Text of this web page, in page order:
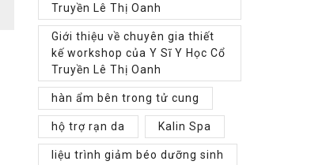
Truyền Lê Thị Oanh
Giới thiệu về chuyên gia thiết
kế workshop của Y Sĩ Y Học Cổ
Truyền Lê Thị Oanh
hàn ẩm bên trong tử cung
hộ trợ rạn da Kalin Spa
liệu trình giảm béo dưỡng sinh